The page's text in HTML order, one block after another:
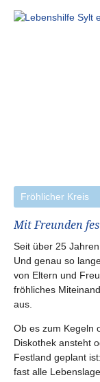
PRESSE
IMPRESSUM
ANFAHRT
Fröhlicher Kreis
Mit Freunden
Seit über 25
Und genau so
von Eltern und
fröhliches
aus.
Ob es zum Kegeln
Diskothek ansteht
Festland geplant
fast alle